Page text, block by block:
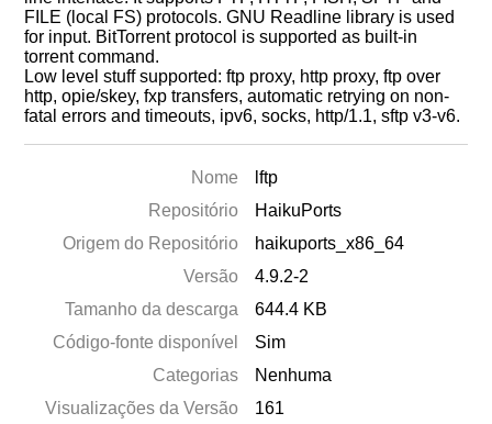
FILE (local FS) protocols. GNU Readline library is used
for input. BitTorrent protocol is supported as built-in
torrent command.
Low level stuff supported: ftp proxy, http proxy, ftp over
http, opie/skey, fxp transfers, automatic retrying on non-
fatal errors and timeouts, ipv6, socks, http/1.1, sftp v3-v6.
Nome
lftp
Repositório
HaikuPorts
Origem do Repositório
haikuports_x86_64
Versão
4.9.2-2
Tamanho da descarga
644.4 KB
Código-fonte disponível
Sim
Categorias
Nenhuma
Visualizações da Versão
161